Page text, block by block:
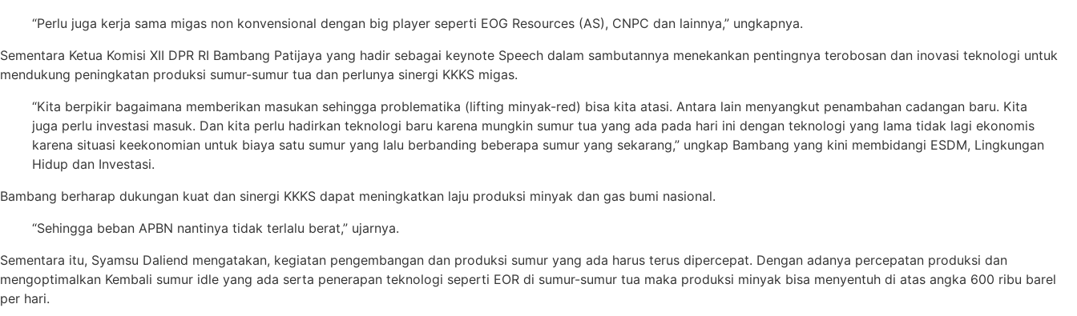
“Perlu juga kerja sama migas non konvensional dengan big player seperti EOG Resources (AS), CNPC dan lainnya,” ungkapnya.
Sementara Ketua Komisi XII DPR RI Bambang Patijaya yang hadir sebagai keynote Speech dalam sambutannya menekankan pentingnya terobosan dan inovasi teknologi untuk
mendukung peningkatan produksi sumur-sumur tua dan perlunya sinergi KKKS migas.
“Kita berpikir bagaimana memberikan masukan sehingga problematika (lifting minyak-red) bisa kita atasi. Antara lain menyangkut penambahan cadangan baru. Kita
juga perlu investasi masuk. Dan kita perlu hadirkan teknologi baru karena mungkin sumur tua yang ada pada hari ini dengan teknologi yang lama tidak lagi ekonomis
karena situasi keekonomian untuk biaya satu sumur yang lalu berbanding beberapa sumur yang sekarang,” ungkap Bambang yang kini membidangi ESDM, Lingkungan
Hidup dan Investasi.
Bambang berharap dukungan kuat dan sinergi KKKS dapat meningkatkan laju produksi minyak dan gas bumi nasional.
“Sehingga beban APBN nantinya tidak terlalu berat,” ujarnya.
Sementara itu, Syamsu Daliend mengatakan, kegiatan pengembangan dan produksi sumur yang ada harus terus dipercepat. Dengan adanya percepatan produksi dan
mengoptimalkan Kembali sumur idle yang ada serta penerapan teknologi seperti EOR di sumur-sumur tua maka produksi minyak bisa menyentuh di atas angka 600 ribu barel
per hari.